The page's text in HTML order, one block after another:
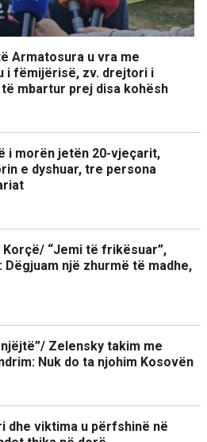
Armatosura u vra me
i fëmijërisë, zv. drejtori i
mbartur prej disa kohësh
i morën jetën 20-vjeçarit,
e dyshuar, tre persona
“Jemi të frikësuar”,
një zhurmë të madhe,
Zelensky takim me
Nuk do ta njohim Kosovën
dhe viktima u përfshinë në